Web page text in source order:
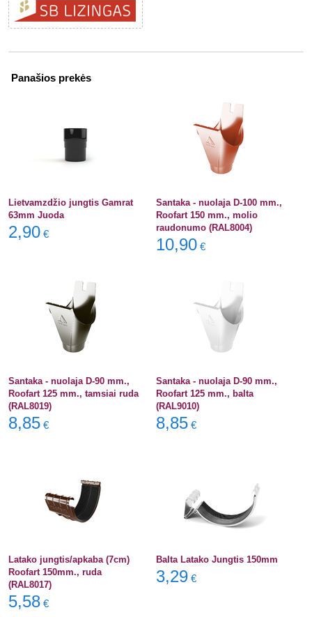
Panašios prekės
Lietvamzdžio jungtis Gamrat
63mm Juoda
2,90 €
Santaka - nuolaja D-100 mm.,
Roofart 150 mm., molio
raudonumo (RAL8004)
10,90 €
Santaka - nuolaja D-90 mm.,
Roofart 125 mm., tamsiai ruda
(RAL8019)
8,85 €
Santaka - nuolaja D-90 mm.,
Roofart 125 mm., balta
(RAL9010)
8,85 €
Latako jungtis/apkaba (7cm)
Roofart 150mm., ruda
(RAL8017)
5,58 €
Balta Latako Jungtis 150mm
3,29 €